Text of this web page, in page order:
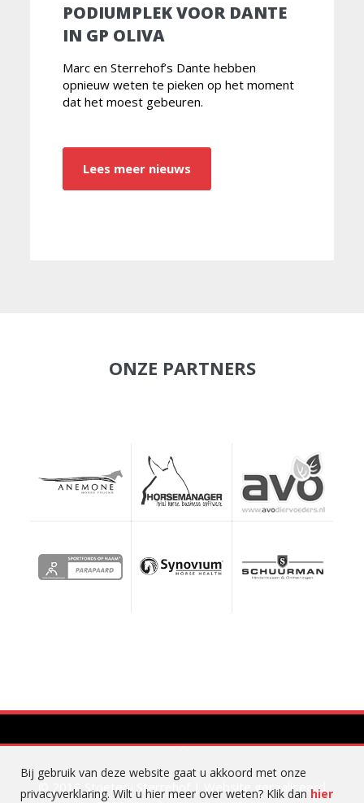
PODIUMPLEK VOOR DANTE
IN GP OLIVA
Marc en Sterrehof’s Dante hebben
opnieuw weten te pieken op het moment
dat het moest gebeuren.
Lees meer nieuws
ONZE PARTNERS
© 2019 Stoeterij Sterrehof | Website gerealiseerd
Bij gebruik van deze website gaat u akkoord met onze
privacyverklaring. Wilt u hier meer over weten? Klik dan hier